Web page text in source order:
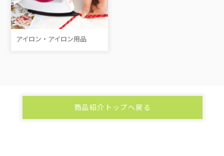
アイロン・アイロン用品
商品紹介トップへ戻る